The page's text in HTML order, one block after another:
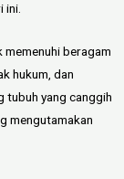
ini.
memenuhi beragam
hukum, dan
tubuh yang canggih
mengutamakan